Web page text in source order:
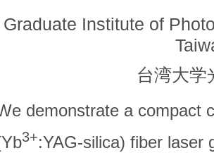
Graduate Institute of
台湾大学
demonstrate a compact
3+:YAG-silica) fiber laser